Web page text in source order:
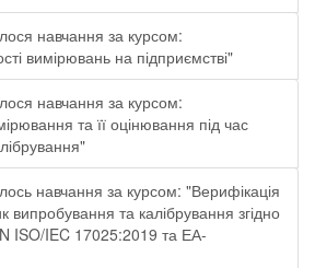
навчання за курсом:
вимірювань на підприємстві"
навчання за курсом:
та її оцінювання під час
навчання за курсом: "Верифікація
випробування та калібрування згідно
ISO/IEC 17025:2019 та ЕА-